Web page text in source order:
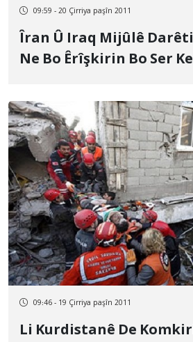
09:59 - 20 Çirriya paşîn 2011
Îran Û Iraq Mijûlê
Ne Bo Êrîşkirin Bo Ser
09:46 - 19 Çirriya paşîn 2011
Li Kurdistanê De